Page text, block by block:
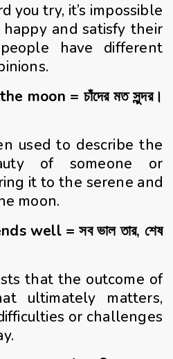
you try, it’s impossible
and satisfy their
have different
moon = চাঁদের মত সুন্দর।
used to describe the
of someone or
it to the serene and
moon.
well = সব ভাল তার, শেষ
that the outcome of
ultimately matters,
or challenges